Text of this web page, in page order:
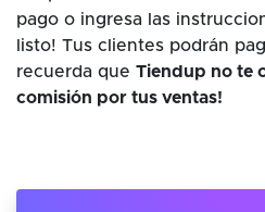
pago o ingresa las
listo! Tus clientes podrán
recuerda que Tiendup no te
comisión por tus ventas!